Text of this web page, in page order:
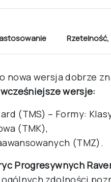
Rzetelność,
nowa wersja dobrze
wersje:
(TMS) – Formy:
(TMK),
(TMZ).
Progresywnych
zdolności